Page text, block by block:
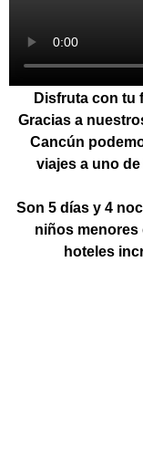
Disfruta con tu
Gracias a
Cancún
viajes a uno
Son 5 días y 4
niños menores
hoteles